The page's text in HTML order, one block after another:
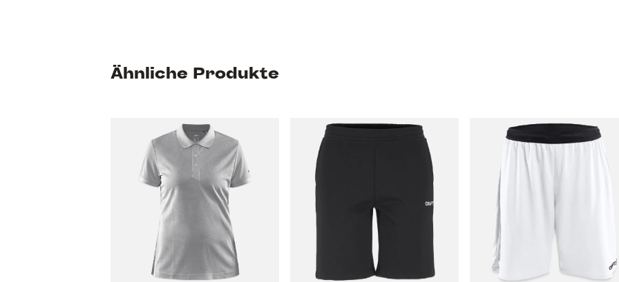
Ähnliche Produkte